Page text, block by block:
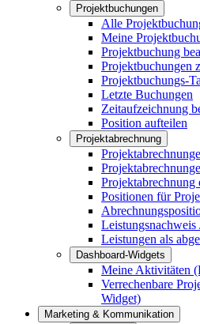
Projektbuchungen
Alle
Meine
Projektbuchung
Projektbuchungen
Projektbuchungs-
Letzte Buchungen
Zeitaufzeichnung
Position aufteilen
Projektabrechnung
Projektabrechnung
Positionen für
Leistungsnachweis
Leistungen als
Dashboard-Widgets
Meine Aktivitäten
Verrechenbare
Widget)
Marketing & Kommunikation